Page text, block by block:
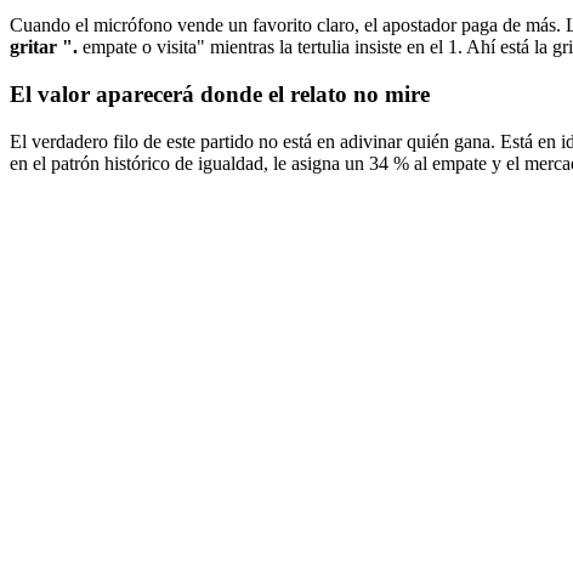
Cuando el micrófono vende un favorito claro, el apostador paga de
gritar ". empate o visita" mientras la tertulia insiste en el 1. Ahí está la
El valor aparecerá donde el relato no mire
El verdadero filo de este partido no está en adivinar quién gana. Está
en el patrón histórico de igualdad, le asigna un 34 % al empate y el